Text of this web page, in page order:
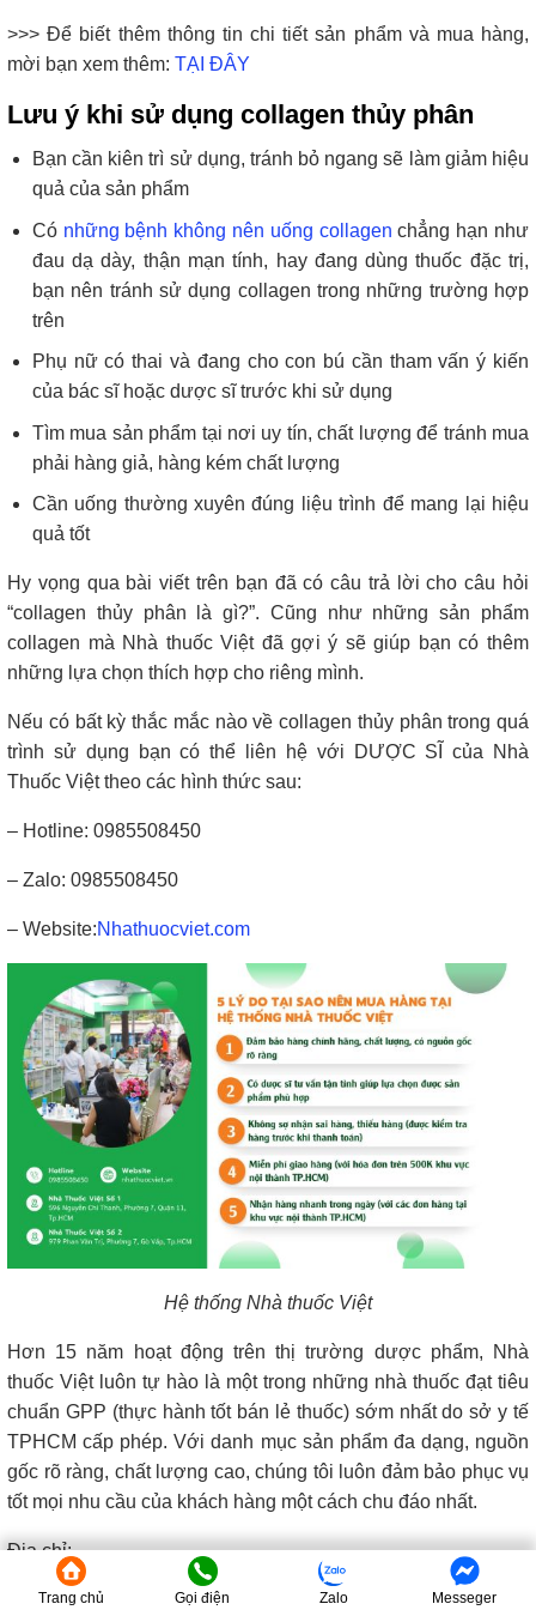
>>> Để biết thêm thông tin chi tiết sản phẩm và mua hàng,
mời bạn xem thêm: TẠI ĐÂY
Lưu ý khi sử dụng collagen thủy phân
Bạn cần kiên trì sử dụng, tránh bỏ ngang sẽ làm giảm hiệu
quả của sản phẩm
Có những bệnh không nên uống collagen chẳng hạn như
đau dạ dày, thận mạn tính, hay đang dùng thuốc đặc trị,
bạn nên tránh sử dụng collagen trong những trường hợp
trên
Phụ nữ có thai và đang cho con bú cần tham vấn ý kiến
của bác sĩ hoặc dược sĩ trước khi sử dụng
Tìm mua sản phẩm tại nơi uy tín, chất lượng để tránh mua
phải hàng giả, hàng kém chất lượng
Cần uống thường xuyên đúng liệu trình để mang lại hiệu
quả tốt
Hy vọng qua bài viết trên bạn đã có câu trả lời cho câu hỏi
“collagen thủy phân là gì?”. Cũng như những sản phẩm
collagen mà Nhà thuốc Việt đã gợi ý sẽ giúp bạn có thêm
những lựa chọn thích hợp cho riêng mình.
Nếu có bất kỳ thắc mắc nào về collagen thủy phân trong quá
trình sử dụng bạn có thể liên hệ với DƯỢC SĨ của Nhà
Thuốc Việt theo các hình thức sau:
– Hotline: 0985508450
– Zalo: 0985508450
– Website:Nhathuocviet.com
Hệ thống Nhà thuốc Việt
Hơn 15 năm hoạt động trên thị trường dược phẩm, Nhà
thuốc Việt luôn tự hào là một trong những nhà thuốc đạt tiêu
chuẩn GPP (thực hành tốt bán lẻ thuốc) sớm nhất do sở y tế
TPHCM cấp phép. Với danh mục sản phẩm đa dạng, nguồn
gốc rõ ràng, chất lượng cao, chúng tôi luôn đảm bảo phục vụ
tốt mọi nhu cầu của khách hàng một cách chu đáo nhất.
Địa chỉ:
Nhà Thuốc Việt số 1: 596 Nguyễn Chí Thanh, Phường 7,
Trang chủ Gọi điện Zalo Messeger